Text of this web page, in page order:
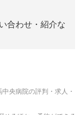
合わせ・紹介な
中央病院の評判・求人・